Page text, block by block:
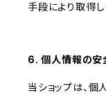
手段により取得し
6. 個人情報の安
当ショップは、